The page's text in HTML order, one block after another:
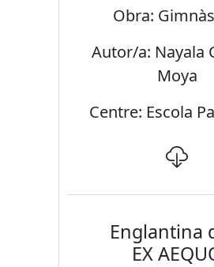
Obra:
Autor/a: Nayala
Moya
Centre: Escola
Englantina
EX